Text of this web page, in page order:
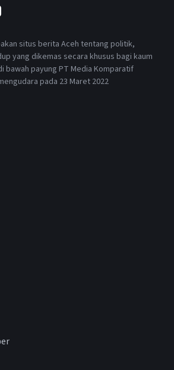
situs berita Aceh tentang politik,
yang dikemas secara khusus bagi kaum
bawah payung PT Media Komparatif
pada 23 Maret 2022